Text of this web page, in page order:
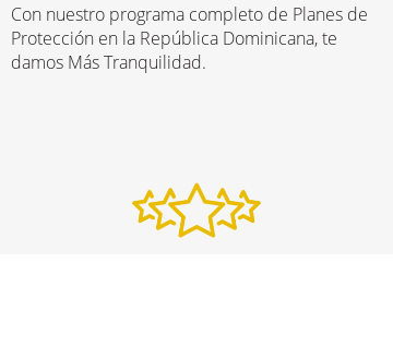
Con nuestro programa completo de Planes de
Protección en la República Dominicana, te
damos Más Tranquilidad.